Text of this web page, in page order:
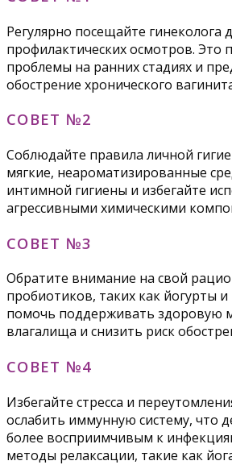
Регулярно посещайте гинеколога
профилактических осмотров. Это
проблемы на ранних стадиях и
обострение хронического
СОВЕТ №2
Соблюдайте правила личной
мягкие, неароматизированные
интимной гигиены и избегайте
агрессивными химическими
СОВЕТ №3
Обратите внимание на свой
пробиотиков, таких как йогурты
помочь поддерживать здоровую
влагалища и снизить риск
СОВЕТ №4
Избегайте стресса и
ослабить иммунную систему, что
более восприимчивым к
методы релаксации, такие как